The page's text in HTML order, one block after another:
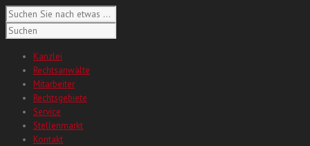
Kanzlei
Rechtsanwälte
Mitarbeiter
Rechtsgebiete
Service
Stellenmarkt
Kontakt